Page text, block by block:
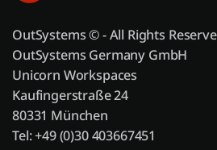
OutSystems © - All Rights
OutSystems Germany GmbH
Unicorn Workspaces
Kaufingerstraße 24
80331 München
Tel: +49 (0)30 403667451